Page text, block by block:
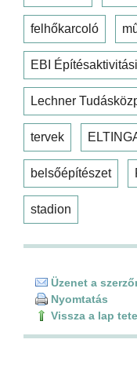
felhőkarcoló
EBI
Lechner
tervek
belsőépítészet
stadion
Üzenet a
Nyomtatás
Vissza a lap